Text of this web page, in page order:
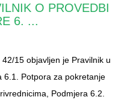
O PROVEDBI
6. ...
15 objavljen je Pravilnik u
6.1. Potpora za pokretanje
Podmjera 6.2.